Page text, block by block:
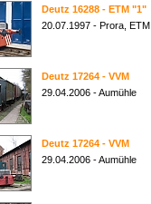
Deutz 16288 - ETM "1"
20.07.1997 - Prora,
Deutz 17264 - VVM
29.04.2006 - Aumühle
Deutz 17264 - VVM
29.04.2006 - Aumühle